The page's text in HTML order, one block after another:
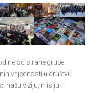
od strane grupe
vrijednosti u društvu
našu viziju, misiju i